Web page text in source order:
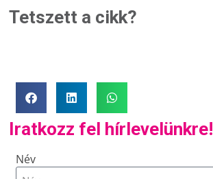
Tetszett a cikk?
Iratkozz fel hírlevelünkre!
Név